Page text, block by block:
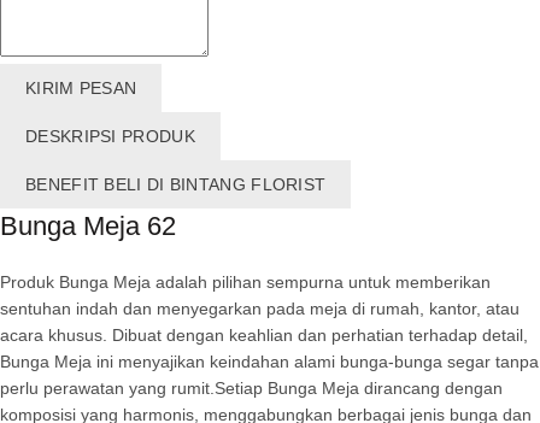
KIRIM PESAN
DESKRIPSI PRODUK
BENEFIT BELI DI BINTANG FLORIST
Bunga Meja 62
Produk Bunga Meja adalah pilihan sempurna untuk memberikan
sentuhan indah dan menyegarkan pada meja di rumah, kantor, atau
acara khusus. Dibuat dengan keahlian dan perhatian terhadap detail,
Bunga Meja ini menyajikan keindahan alami bunga-bunga segar tanpa
perlu perawatan yang rumit.Setiap Bunga Meja dirancang dengan
komposisi yang harmonis, menggabungkan berbagai jenis bunga dan